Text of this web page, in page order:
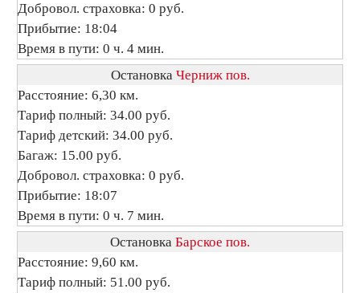
Добровол. страховка: 0 руб.
Прибытие: 18:04
Время в пути: 0 ч. 4 мин.
Остановка Черниж пов.
Расстояние: 6,30 км.
Тариф полный: 34.00 руб.
Тариф детский: 34.00 руб.
Багаж: 15.00 руб.
Добровол. страховка: 0 руб.
Прибытие: 18:07
Время в пути: 0 ч. 7 мин.
Остановка Барское пов.
Расстояние: 9,60 км.
Тариф полный: 51.00 руб.